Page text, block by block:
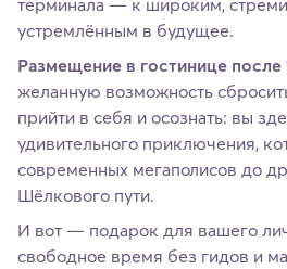
терминала — к широким,
устремлённым в будущее.
Размещение в гостинице после
желанную возможность
прийти в себя и осознать: вы
удивительного приключения,
современных мегаполисов до
Шёлкового пути.
И вот — подарок для вашего
свободное время без гидов и